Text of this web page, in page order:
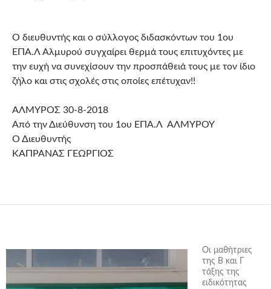
Ο διευθυντής και ο σύλλογος διδασκόντων του 1ου
ΕΠΑ.Λ Αλμυρού συγχαίρει θερμά τους επιτυχόντες με
την ευχή να συνεχίσουν την προσπάθειά τους με τον ίδιο
ζήλο και στις σχολές στις οποίες επέτυχαν!!
ΑΛΜΥΡΟΣ 30-8-2018
Από την Διεύθυνση του 1ου ΕΠΑ.Λ ΑΛΜΥΡΟΥ
Ο Διευθυντής
ΚΑΠΡΑΝΑΣ ΓΕΩΡΓΙΟΣ
Οι μαθήτριες
της Β και Γ
τάξης της
ειδικότητας